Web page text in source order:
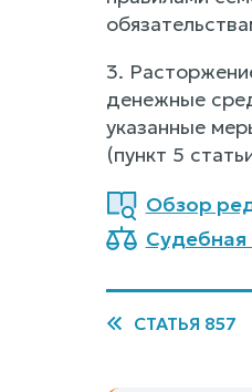
3.
денежные
указанные
(пункт 5
Обзор
Судебная
СТАТЬЯ 857